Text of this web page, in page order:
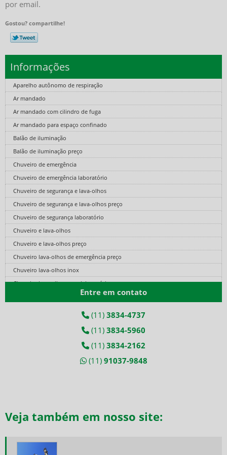
por email.
Gostou? compartilhe!
Informações
Aparelho autônomo de respiração
Ar mandado
Ar mandado com cilindro de fuga
Ar mandado para espaço confinado
Balão de iluminação
Balão de iluminação preço
Chuveiro de emergência
Chuveiro de emergência laboratório
Chuveiro de segurança e lava-olhos
Chuveiro de segurança e lava-olhos preço
Chuveiro de segurança laboratório
Chuveiro e lava-olhos
Chuveiro e lava-olhos preço
Chuveiro lava-olhos de emergência preço
Chuveiro lava-olhos inox
Chuveiro lava-olhos para laboratório
Cilindro de ar comprimido fibra de carbono
Cilindro de ar fibra de carbono
Cilindro de ar respirável preço
Conjunto autônomo de ar respirável
Conjunto de ar mandado
Equipamento ar mandado
Entre em contato
(11) 3834-4737
(11) 3834-5960
(11) 3834-2162
(11) 91037-9848
Veja também em nosso site: